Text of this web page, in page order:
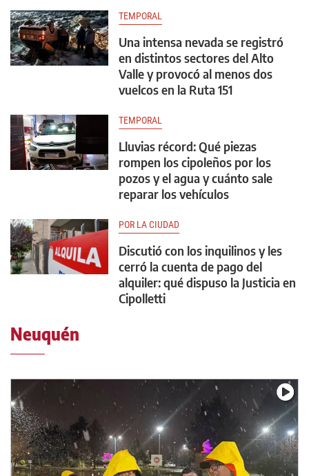
TEMPORAL
Una intensa nevada se registró
en distintos sectores del Alto
Valle y provocó al menos dos
vuelcos en la Ruta 151
TEMPORAL
Lluvias récord: Qué piezas
rompen los cipoleños por los
pozos y el agua y cuánto sale
reparar los vehículos
POR LA CIUDAD
Discutió con los inquilinos y les
cerró la cuenta de pago del
alquiler: qué dispuso la Justicia en
Cipolletti
Neuquén